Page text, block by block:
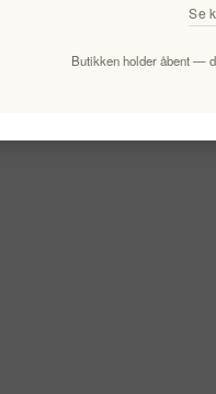
Se
Butikken holder åbent —